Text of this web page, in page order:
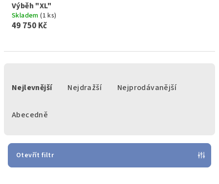
Výběh "XL"
Skladem(1 ks)
49 750 Kč
r
Nejlevnější Nejdražší Nejprodávanější
Abecedně
Otevřít filtr